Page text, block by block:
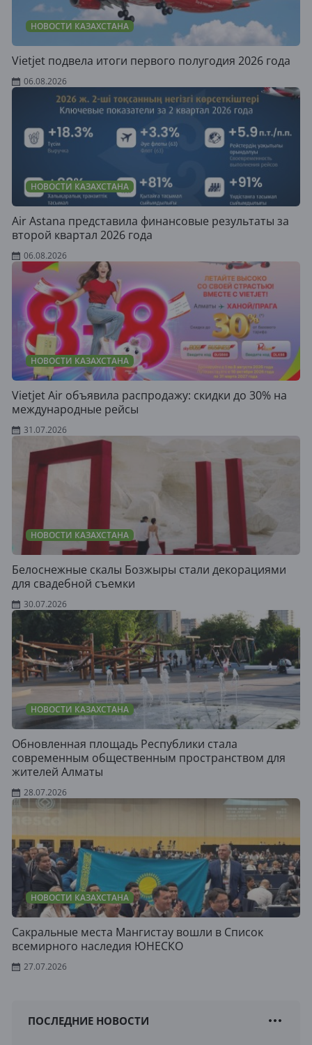
НОВОСТИ КАЗАХСТАНА
Vietjet подвела итоги первого полугодия 2026 года
06.08.2026
НОВОСТИ КАЗАХСТАНА
Air Astana представила финансовые результаты за
второй квартал 2026 года
06.08.2026
НОВОСТИ КАЗАХСТАНА
Vietjet Air объявила распродажу: скидки до 30% на
международные рейсы
31.07.2026
НОВОСТИ КАЗАХСТАНА
Белоснежные скалы Бозжыры стали декорациями
для свадебной съемки
30.07.2026
НОВОСТИ КАЗАХСТАНА
Обновленная площадь Республики стала
современным общественным пространством для
жителей Алматы
28.07.2026
НОВОСТИ КАЗАХСТАНА
Сакральные места Мангистау вошли в Список
всемирного наследия ЮНЕСКО
27.07.2026
ПОСЛЕДНИЕ НОВОСТИ